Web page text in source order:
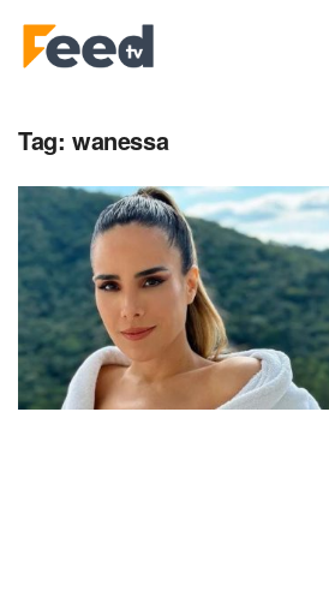
Tag: wanessa